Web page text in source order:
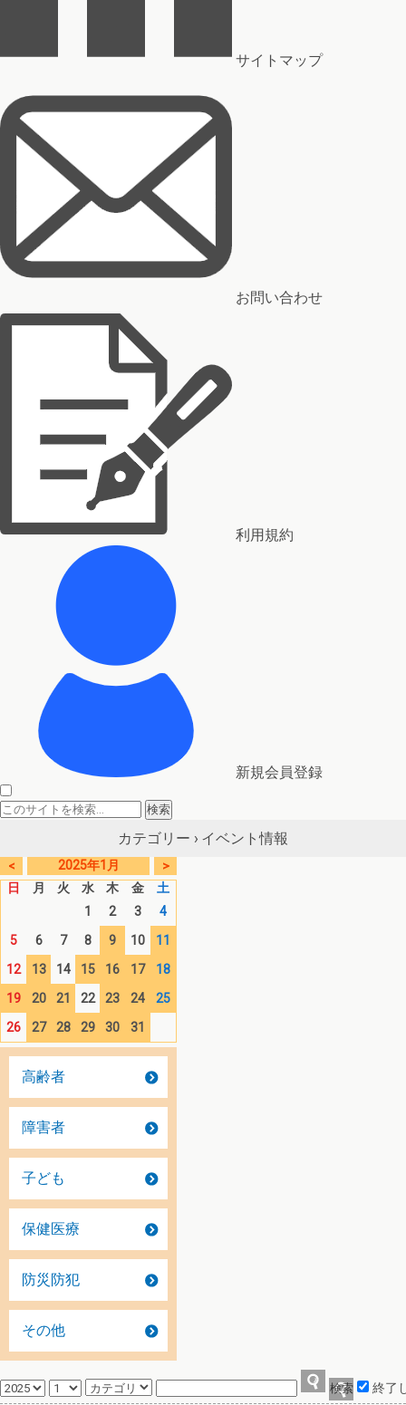
サイトマップ
お問い合わせ
利用規約
新規会員登録
カテゴリー › イベント情報
< 2025年1月
>
日
月 火 水 木 金
土
1
2 3
4
5
6 7 8 9 10
11
12
13 14 15 16 17
18
19
20 21 22 23 24
25
26
27 28 29 30 31
高齢者
障害者
子ども
保健医療
防災防犯
その他
終了